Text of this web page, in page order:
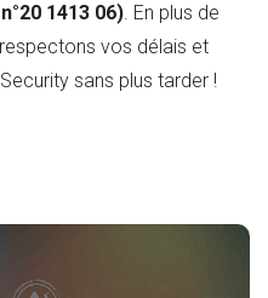
1413 06). En plus de
vos délais et
sans plus tarder !